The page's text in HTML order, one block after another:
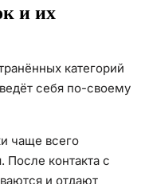
и их
категорий
себя по-своему
чаще всего
После контакта с
и отдают